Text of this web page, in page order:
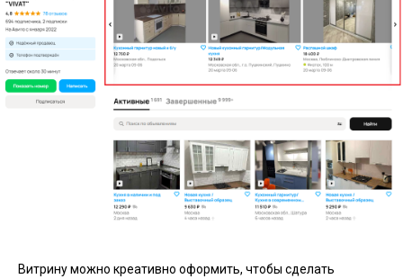
Витрину можно креативно оформить, чтобы сделать